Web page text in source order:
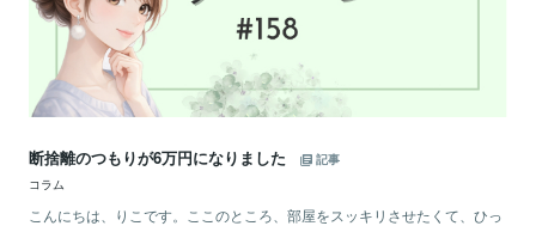
断捨離のつもりが6万円になりました
記事
コラム
こんにちは、りこです。ここのところ、部屋をスッキリさせたくて、ひっ